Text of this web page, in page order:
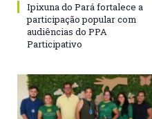
Ipixuna do Pará fortalece a
participação popular com
audiências do PPA
Participativo